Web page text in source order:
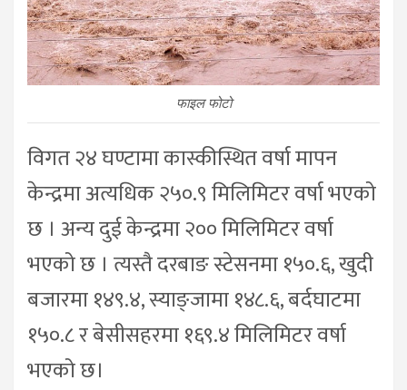
फाइल फोटो
विगत २४ घण्टामा कास्कीस्थित वर्षा मापन
केन्द्रमा अत्यधिक २५०.९ मिलिमिटर वर्षा भएको
छ । अन्य दुई केन्द्रमा २०० मिलिमिटर वर्षा
भएको छ । त्यस्तै दरबाङ स्टेसनमा १५०.६, खुदी
बजारमा १४९.४, स्याङ्जामा १४८.६, बर्दघाटमा
१५०.८ र बेसीसहरमा १६९.४ मिलिमिटर वर्षा
भएको छ।